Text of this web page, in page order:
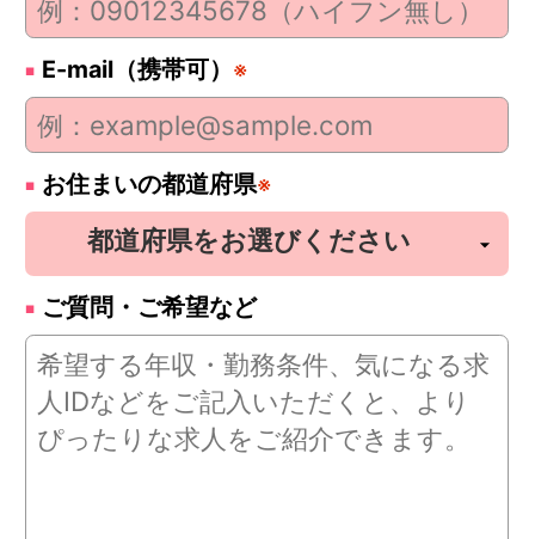
E-mail（携帯可） ※
お住まいの都道府県※
ご質問・ご希望など